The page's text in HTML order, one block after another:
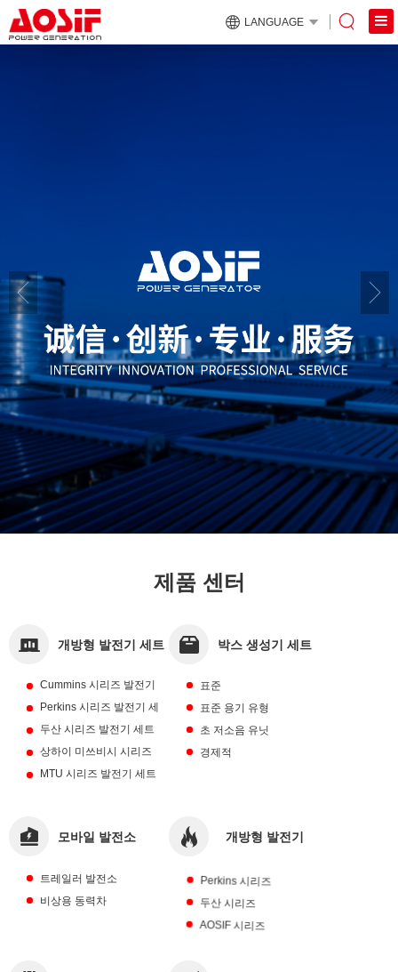
LANGUAGE
제품 센터
개방형 발전기
Perkins 시리즈
두산 시리즈
AOSIF 시리즈
트레일러 발전소
비상용 동력차
표준
표준 용기 유형
초 저소음 유닛
경제적
Cummins 시리즈 발전기
세트
Perkins 시리즈 발전기 세
트
두산 시리즈 발전기 세트
상하이 미쓰비시 시리즈
발전기 세트
MTU 시리즈 발전기 세트
모바일 발전소
박스 생성기 세트
개방형 발전기 세트